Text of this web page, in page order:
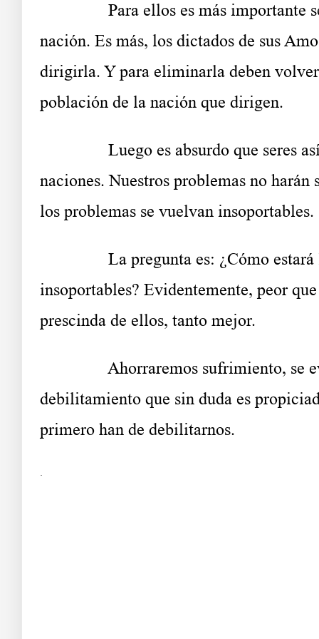
Para ellos es más importante
nación. Es más, los dictados de sus
dirigirla. Y para eliminarla deben
población de la nación que dirigen.
Luego es absurdo que seres
naciones. Nuestros problemas no
los problemas se vuelvan insoportables.
La pregunta es: ¿Cómo
insoportables? Evidentemente, peor
prescinda de ellos, tanto mejor.
Ahorraremos sufrimiento, se
debilitamiento que sin duda es
primero han de debilitarnos.